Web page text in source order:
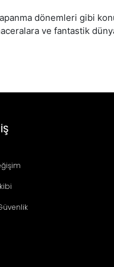
dönemleri gibi
ve fantastik